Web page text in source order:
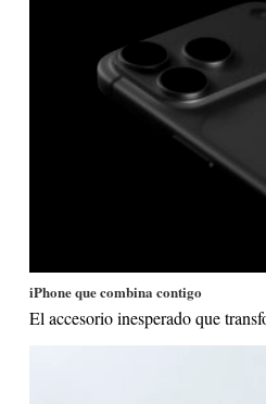
iPhone que combina contigo
El accesorio inesperado que